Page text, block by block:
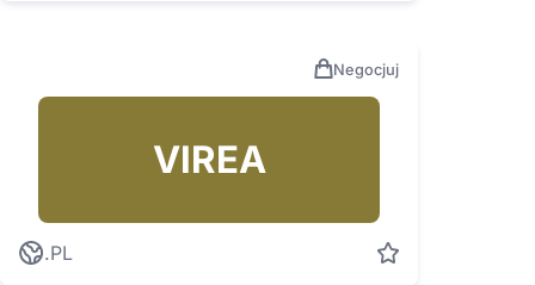
Negocjuj
VIREA
.PL